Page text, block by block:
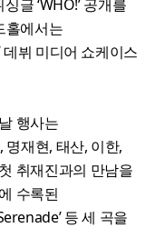
글 ‘WHO!’ 공개를
홀에서는
데뷔 미디어 쇼케이스
행사는
명재현, 태산, 이한,
취재진과의 만남을
수록된
등 세 곡을